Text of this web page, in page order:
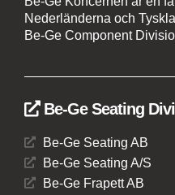
Nederländerna och
Be-Ge Component
Be-Ge Seating
Be-Ge Seating AB
Be-Ge Seating A/S
Be-Ge Frapett AB